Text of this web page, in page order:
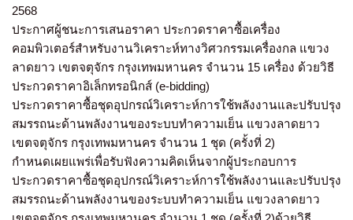
2568
ประกาศผู้ชนะการเสนอราคา ประกวดราคาซื้อเครื่อง
คอมพิวเตอร์สำหรับงานวิเคราะห์ทางวิศวกรรมเครื่องกล แขวง
ลาดยาว เขตจตุจักร กรุงเทพมหานคร จำนวน 15 เครื่อง ด้วยวิธี
ประกวดราคาอิเล็กทรอนิกส์ (e-bidding)
ประกวดราคาซื้อชุดอุปกรณ์วิเคราะห์การใช้พลังงานและปรับปรุง
สมรรถนะด้านพลังงานของระบบทำความเย็น แขวงลาดยาว
เขตจตุจักร กรุงเทพมหานคร จำนวน 1 ชุด (ครั้งที่ 2)
กำหนดเผยแพร่เพื่อรับฟังความคิดเห็นจากผู้ประกอบการ
ประกวดราคาซื้อชุดอุปกรณ์วิเคราะห์การใช้พลังงานและปรับปรุง
สมรรถนะด้านพลังงานของระบบทำความเย็น แขวงลาดยาว